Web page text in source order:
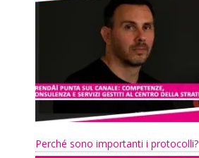
Perché sono importanti i protocolli?